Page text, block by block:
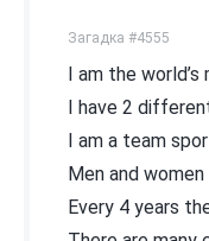
Загадка #4555
I am the
I have 2
I am a team
Men and women
Every 4 years